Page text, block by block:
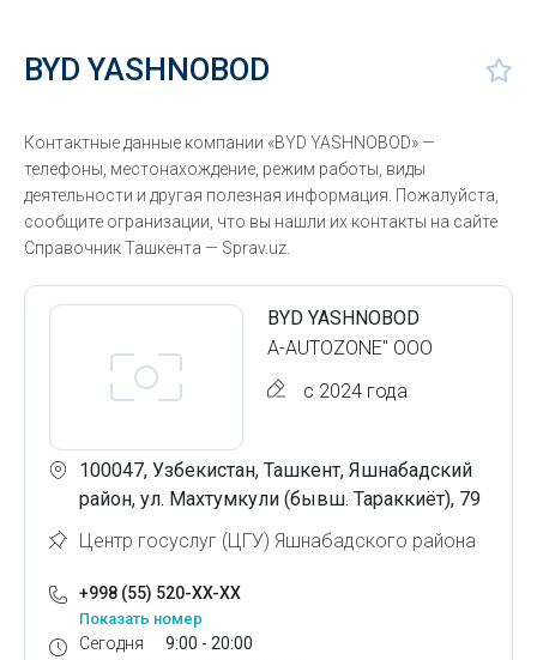
BYD YASHNOBOD
Контактные данные компании «BYD YASHNOBOD» —
телефоны, местонахождение, режим работы, виды
деятельности и другая полезная информация. Пожалуйста,
сообщите огранизации, что вы нашли их контакты на сайте
Справочник Ташкента — Sprav.uz.
BYD YASHNOBOD
A-AUTOZONE" ООО
с 2024 года
100047, Узбекистан, Ташкент, Яшнабадский
район, ул. Махтумкули (бывш. Тараккиёт), 79
Центр госуслуг (ЦГУ) Яшнабадского района
+998 (55) 520-XX-XX
Показать номер
Сегодня
9:00 - 20:00